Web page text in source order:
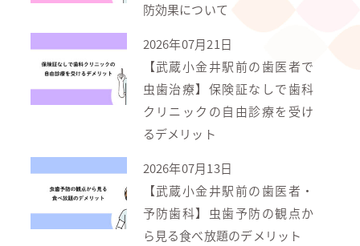
防効果について
2026年07月21日
【武蔵小金井駅前の歯医者で
虫歯治療】保険証なしで歯科
クリニックの自由診療を受け
るデメリット
2026年07月13日
【武蔵小金井駅前の歯医者・
予防歯科】虫歯予防の観点か
ら見る食べ放題のデメリット